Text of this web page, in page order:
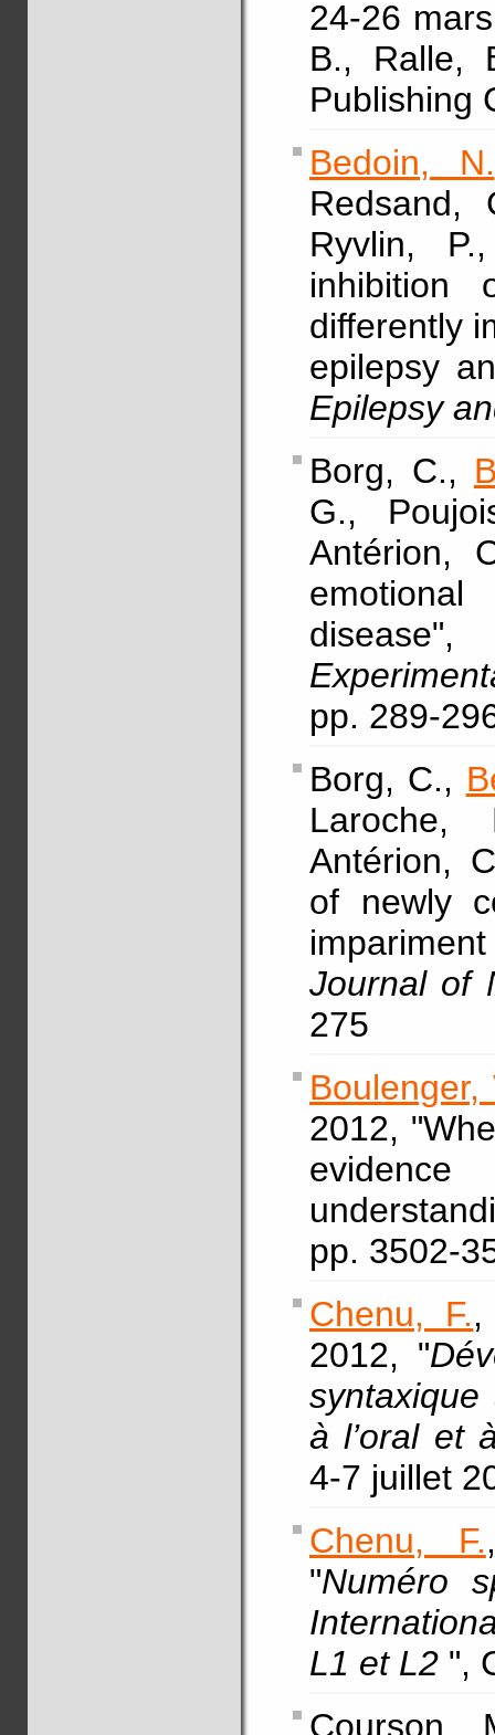
24-26
B., Ralle,
Publishing
Bedoin, N.
Redsand,
Ryvlin,
inhibition
differently
epilepsy
Epilepsy
Borg, C.,
G.,
Antérion,
pp. 289-
Borg, C.,
Laroche,
Antérion,
of newly
Journal of
275
Boulenger,
2012,
pp. 3502-
Chenu, F.
2012, "
à l’oral et
4-7 juillet
Chenu, F.
"Numéro
L1 et L2 ",